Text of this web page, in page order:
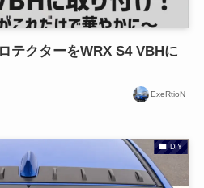
テクターをWRX S4 VBHに
ExeRtioN
DIY